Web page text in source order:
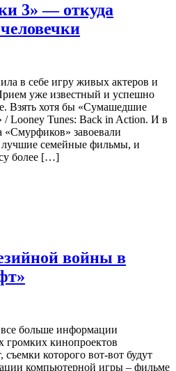
3» — откуда
в себе игру живых актеров и
уже известный и успешно
Взять хотя бы «Сумашедшие
/ Looney Tunes: Back in Action. И в
«Смурфиков» завоевали
лучшие семейные фильмы, и
более […]
войны в
больше информации
громких кинопроектов
которого вот-вот будут
компьютерной игры – фильме